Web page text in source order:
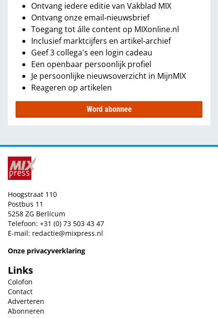
Ontvang iedere editie van Vakblad MIX
Ontvang onze email-nieuwsbrief
Toegang tot álle content op MIXonline.nl
Inclusief marktcijfers en artikel-archief
Geef 3 collega's een login cadeau
Een openbaar persoonlijk profiel
Je persoonlijke nieuwsoverzicht in MijnMIX
Reageren op artikelen
Word abonnee
Hoogstraat 110
Postbus 11
5258 ZG Berlicum
Telefoon: +31 (0) 73 503 43 47
E-mail: redactie@mixpress.nl
Onze privacyverklaring
Links
Colofon
Contact
Adverteren
Abonneren